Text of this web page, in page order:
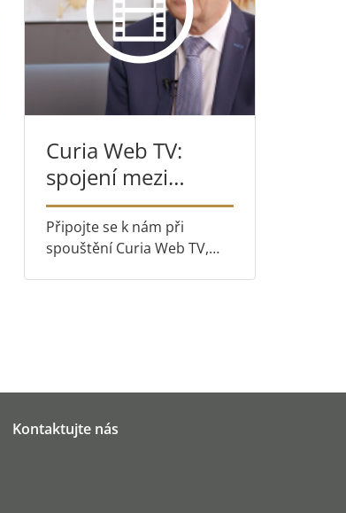
Curia Web TV:
spojení mezi
občany a
evropskou justicí
Připojte se k nám při
spouštění Curia Web TV,
poslání Sou...
Kontaktujte nás